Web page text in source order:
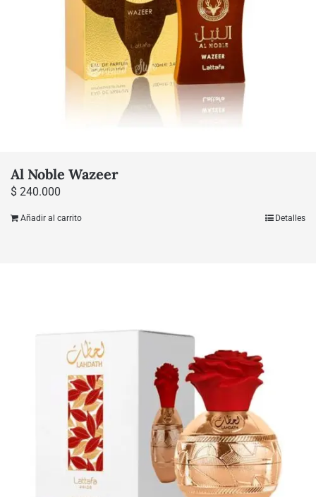
Al Noble Wazeer
$ 240.000
Añadir al carrito Detalles